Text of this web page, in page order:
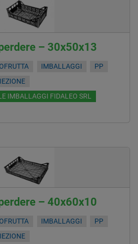
– 30x50x13
IMBALLAGGI
PP
IMBALLAGGI FIDALEO SRL
– 40x60x10
IMBALLAGGI
PP